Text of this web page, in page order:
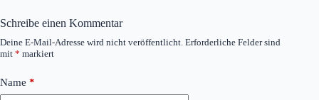
Schreibe einen Kommentar
Deine E-Mail-Adresse wird nicht veröffentlicht. Erforderliche Felder sind
mit * markiert
Name *